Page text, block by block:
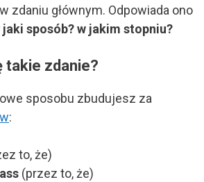
zdaniu głównym. Odpowiada ono
jaki sposób? w jakim stopniu?
takie zdanie?
sposobu zbudujesz za
:
to, że)
(przez to, że)